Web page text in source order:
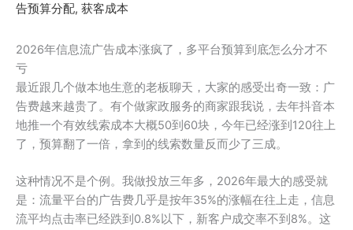
告预算分配, 获客成本
2026年信息流广告成本涨疯了，多平台预算到底怎么分才不
亏
最近跟几个做本地生意的老板聊天，大家的感受出奇一致：广
告费越来越贵了。有个做家政服务的商家跟我说，去年抖音本
地推一个有效线索成本大概50到60块，今年已经涨到120往上
了，预算翻了一倍，拿到的线索数量反而少了三成。
这种情况不是个例。我做投放三年多，2026年最大的感受就
是：流量平台的广告费几乎是按年35%的涨幅在往上走，信息
流平均点击率已经跌到0.8%以下，新客户成交率不到8%。这